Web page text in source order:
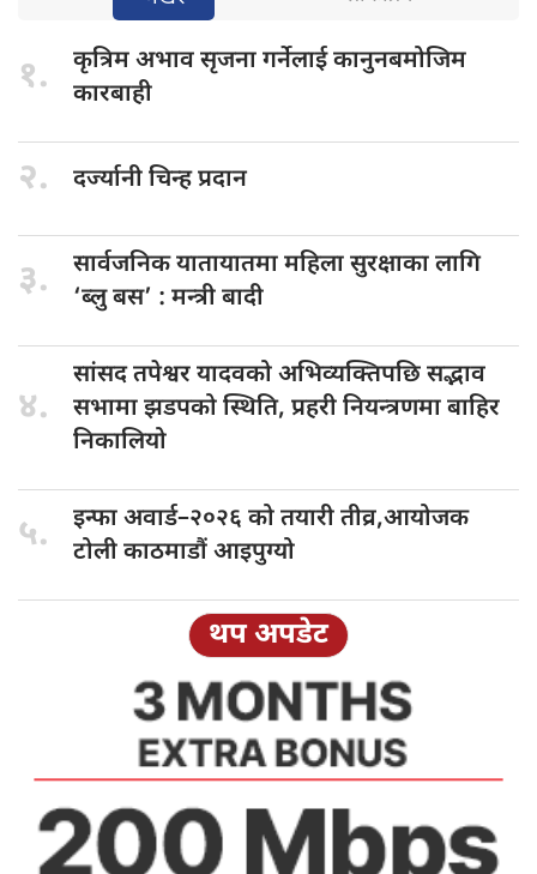
१. कृत्रिम अभावसृजना गर्नेलाई कानुनबमोजिम
कारबाही
२. दर्ज्यानी चिन्हप्रदान
३. सार्वजनिक यातायातमामहिला सुरक्षाका लागि
‘ब्लु बस’ : मन्त्री बादी
४.
सांसद तपेश्वरयादवको अभिव्यक्तिपछि सद्भाव
सभामा झडपको स्थिति, प्रहरी नियन्त्रणमा बाहिर
निकालियो
५. इन्फा अवार्ड–२०२६ को तयारी तीव्र,आयोजक
टोली काठमाडौं आइपुग्यो
थप अपडेट